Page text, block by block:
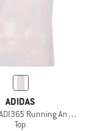
ADIDAS
Running Animal
Top